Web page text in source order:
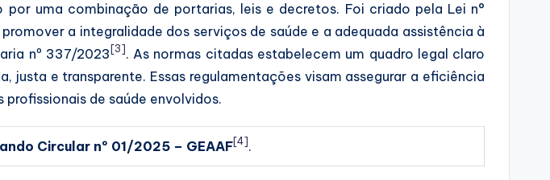
uma combinação de portarias, leis e decretos. Foi criado pela Lei n°
a integralidade dos serviços de saúde e a adequada assistência à
nº 337/2023 [3] . As normas citadas estabelecem um quadro legal claro
justa e transparente. Essas regulamentações visam assegurar a eficiência
de saúde envolvidos.
Circular nº 01/2025 – GEAAF[4] .